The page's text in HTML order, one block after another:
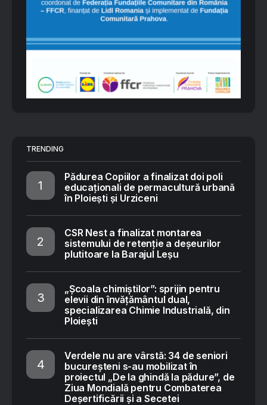
TRENDING
Pădurea Copiilor a finalizat doi poli
educaționali de permacultură urbană
în Ploiești și Urziceni
CSR Nest a finalizat montarea
sistemului de retenție a deșeurilor
plutitoare la Barajul Leșu
„Școala chimiștilor”: sprijin pentru
elevii din învățământul dual,
specializarea Chimie Industrială, din
Ploiești
Verdele nu are vârstă: 34 de seniori
bucureșteni s-au mobilizat în
proiectul „De la ghindă la pădure”, de
Ziua Mondială pentru Combaterea
Deșertificării și a Secetei